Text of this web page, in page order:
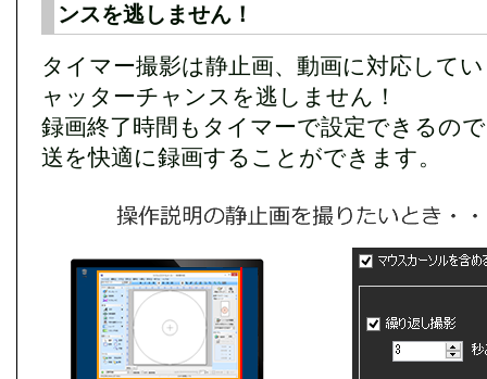
ンスを逃しません！
タイマー撮影は静止画、動画に対応して
ャッターチャンスを逃しません！
録画終了時間もタイマーで設定できるの
送を快適に録画することができます。